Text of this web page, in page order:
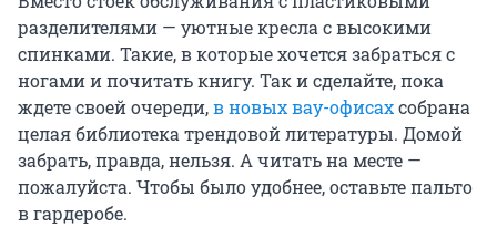
разделителями — уютные кресла с высокими
спинками. Такие, в которые хочется забраться с
ногами и почитать книгу. Так и сделайте, пока
ждете своей очереди,в новых вау-офисахсобрана
целая библиотека трендовой литературы. Домой
забрать, правда, нельзя. А читать на месте —
пожалуйста. Чтобы было удобнее, оставьте пальто
в гардеробе.